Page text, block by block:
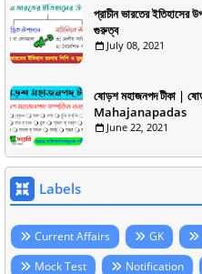
প্রাচীন ভারতের ইতিহাসের
গুরুত্ব
July 08, 2021
ষোড়শ মহাজনপদ টীকা |
Mahajanapadas
June 22, 2021
Labels
Current Affairs GK
Mock Test
Notification